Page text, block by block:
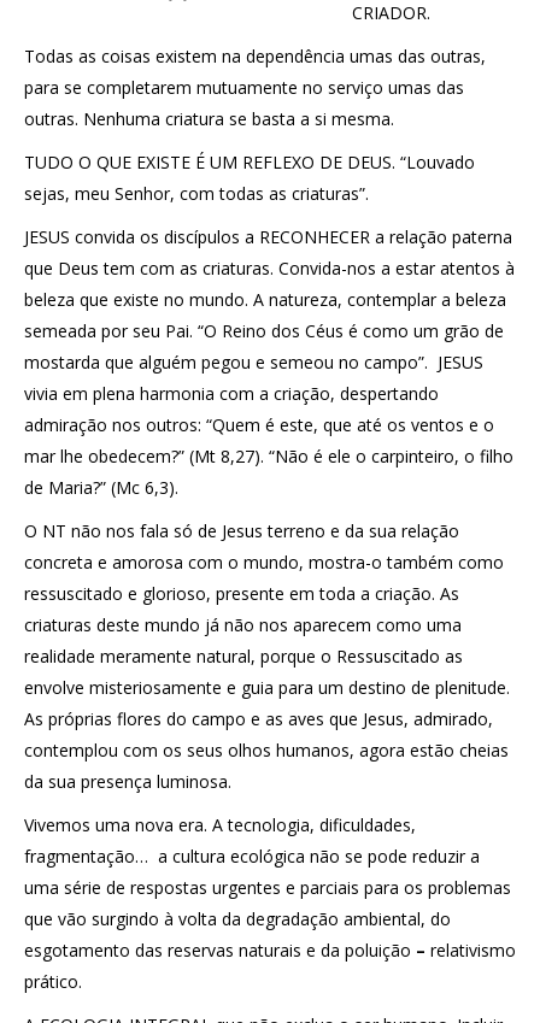
CRIADOR.
Todas as coisas existem na dependência umas das outras,
para se completarem mutuamente no serviço umas das
outras. Nenhuma criatura se basta a si mesma.
TUDO O QUE EXISTE É UM REFLEXO DE DEUS. “Louvado
sejas, meu Senhor, com todas as criaturas”.
JESUS convida os discípulos a RECONHECER a relação paterna
que Deus tem com as criaturas. Convida-nos a estar atentos à
beleza que existe no mundo. A natureza, contemplar a beleza
semeada por seu Pai. “O Reino dos Céus é como um grão de
mostarda que alguém pegou e semeou no campo”. JESUS
vivia em plena harmonia com a criação, despertando
admiração nos outros: “Quem é este, que até os ventos e o
mar lhe obedecem?” (Mt 8,27). “Não é ele o carpinteiro, o filho
de Maria?” (Mc 6,3).
O NT não nos fala só de Jesus terreno e da sua relação
concreta e amorosa com o mundo, mostra-o também como
ressuscitado e glorioso, presente em toda a criação. As
criaturas deste mundo já não nos aparecem como uma
realidade meramente natural, porque o Ressuscitado as
envolve misteriosamente e guia para um destino de plenitude.
As próprias flores do campo e as aves que Jesus, admirado,
contemplou com os seus olhos humanos, agora estão cheias
da sua presença luminosa.
Vivemos uma nova era. A tecnologia, dificuldades,
fragmentação… a cultura ecológica não se pode reduzir a
uma série de respostas urgentes e parciais para os problemas
que vão surgindo à volta da degradação ambiental, do
esgotamento das reservas naturais e da poluição – relativismo
prático.